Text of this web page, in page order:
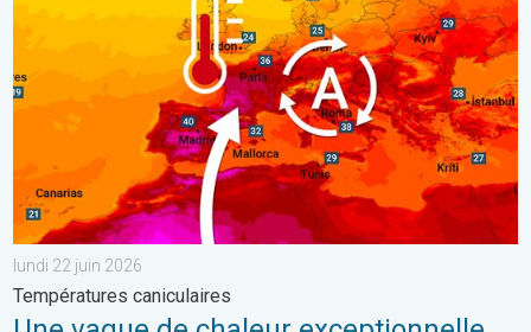
lundi 22 juin 2026
Températures caniculaires